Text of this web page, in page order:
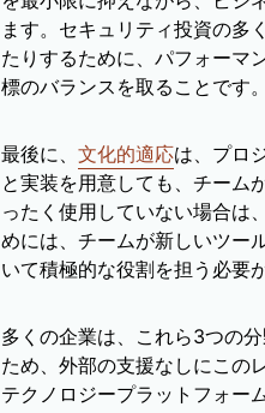
ます。セキュリティ投資の多
たりするために、パフォーマ
標のバランスを取ることです。
最後に、 文化的適応は、プロ
と実装を用意しても、チーム
ったく使用していない場合は
めには、チームが新しいツー
いて積極的な役割を担う必要
多くの企業は、これら3つの
ため、外部の支援なしにこの
テクノロジープラットフォー